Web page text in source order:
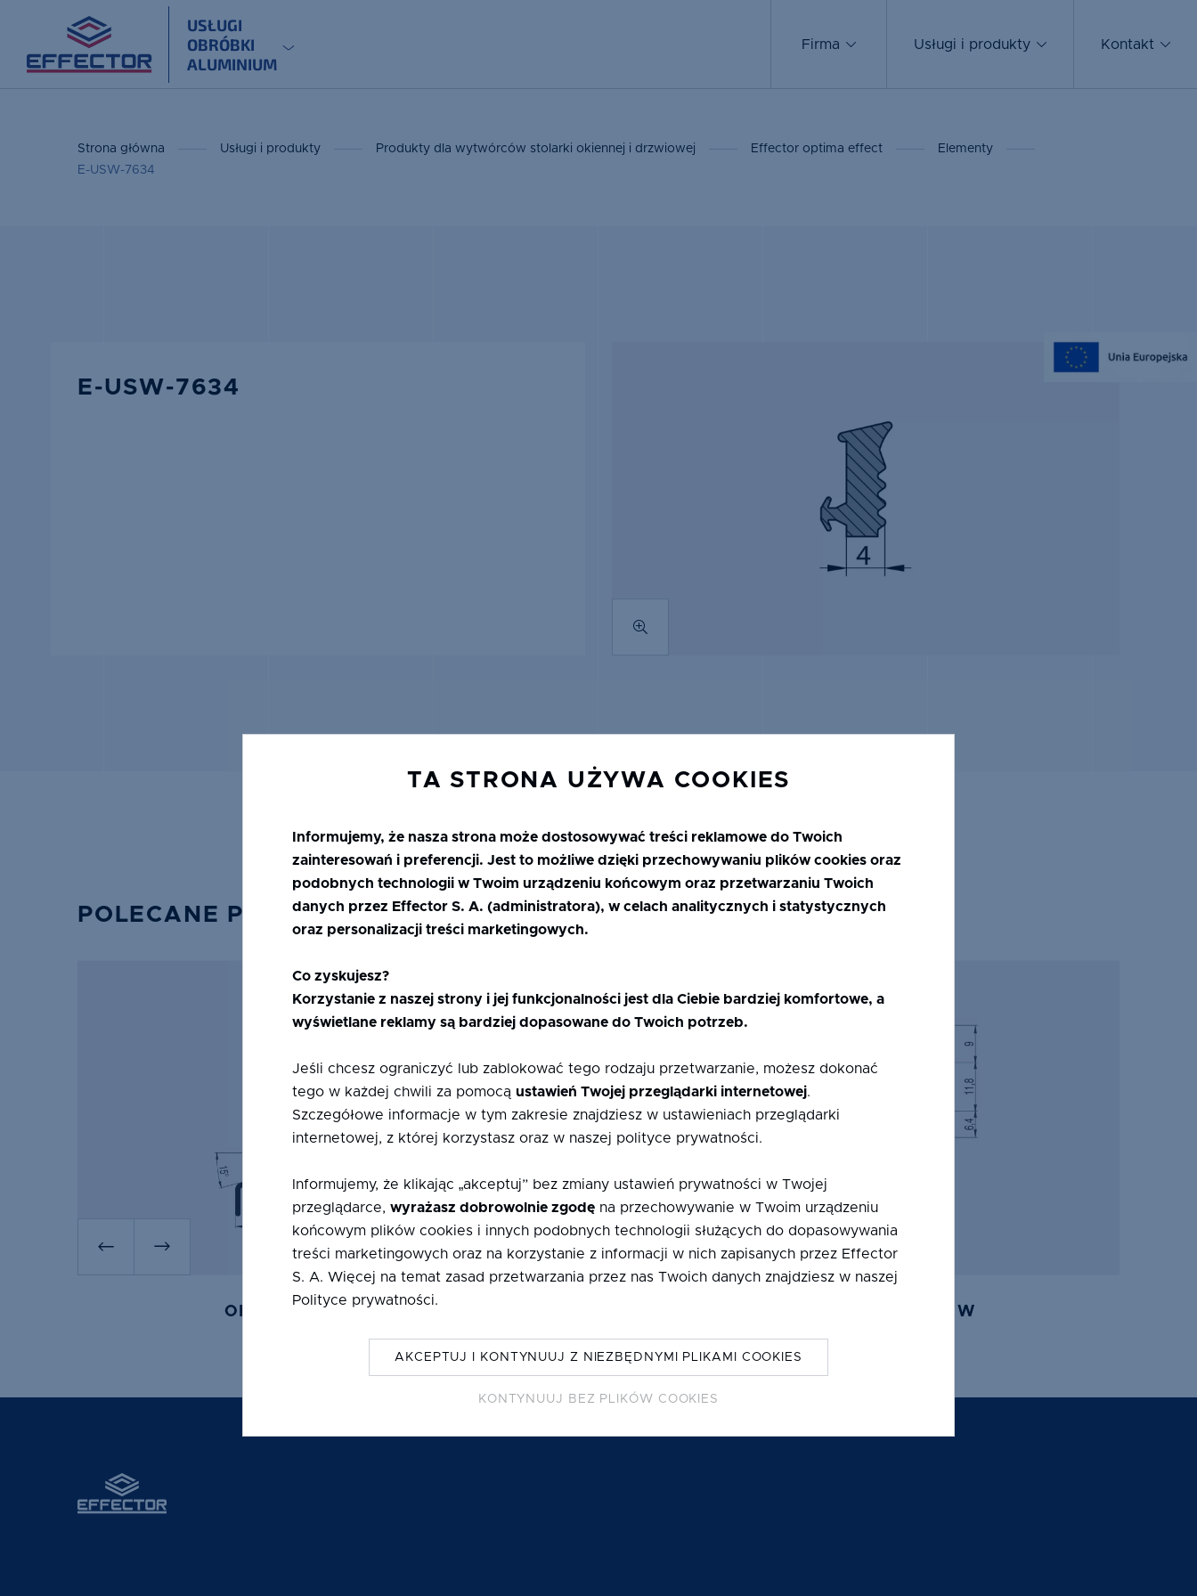
TA STRONA UŻYWA COOKIES
Informujemy, że nasza strona może dostosowywać treści reklamowe do Twoich
zainteresowań i preferencji. Jest to możliwe dzięki przechowywaniu plików cookies oraz
podobnych technologii w Twoim urządzeniu końcowym oraz przetwarzaniu Twoich
danych przez Effector S. A. (administratora), w celach analitycznych i statystycznych
oraz personalizacji treści marketingowych.
Co zyskujesz?
Korzystanie z naszej strony i jej funkcjonalności jest dla Ciebie bardziej komfortowe, a
wyświetlane reklamy są bardziej dopasowane do Twoich potrzeb.
Jeśli chcesz ograniczyć lub zablokować tego rodzaju przetwarzanie, możesz dokonać
tego w każdej chwili za pomocą ustawień Twojej przeglądarki internetowej.
Szczegółowe informacje w tym zakresie znajdziesz w ustawieniach przeglądarki
internetowej, z której korzystasz oraz w naszej polityce prywatności.
Informujemy, że klikając „akceptuj” bez zmiany ustawień prywatności w Twojej
przeglądarce, wyrażasz dobrowolnie zgodę na przechowywanie w Twoim urządzeniu
końcowym plików cookies i innych podobnych technologii służących do dopasowywania
treści marketingowych oraz na korzystanie z informacji w nich zapisanych przez Effector
S. A. Więcej na temat zasad przetwarzania przez nas Twoich danych znajdziesz w naszej
Polityce prywatności.
AKCEPTUJ I KONTYNUUJ Z NIEZBĘDNYMI PLIKAMI COOKIES
KONTYNUUJ BEZ PLIKÓW COOKIES
USŁUGI
OBRÓBKI
ALUMINIUM
Firma Usługi i produkty Kontakt
Strona główna Usługi i produkty Produkty dla wytwórców stolarki okiennej i drzwiowej Effector optima effect
Elementy
E-USW-7634
E-USW-7634
POLECANE PRODUKTY
OKAPNIKI LPO 18/34 P OKAPNIKI LPO 18/34 W